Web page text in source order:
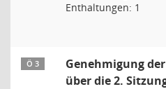
Enthaltungen: 1
Ö 3
Genehmigung
über die 2.